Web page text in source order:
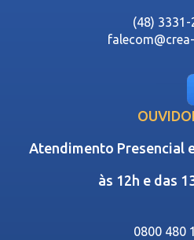
(48)
Atendimento Presencial
às 12h e das
0800 480